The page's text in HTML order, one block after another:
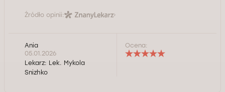
Źródło opinii:
Ania
05.01.2026
Lekarz: Lek. Mykola
Snizhko
Ocena: